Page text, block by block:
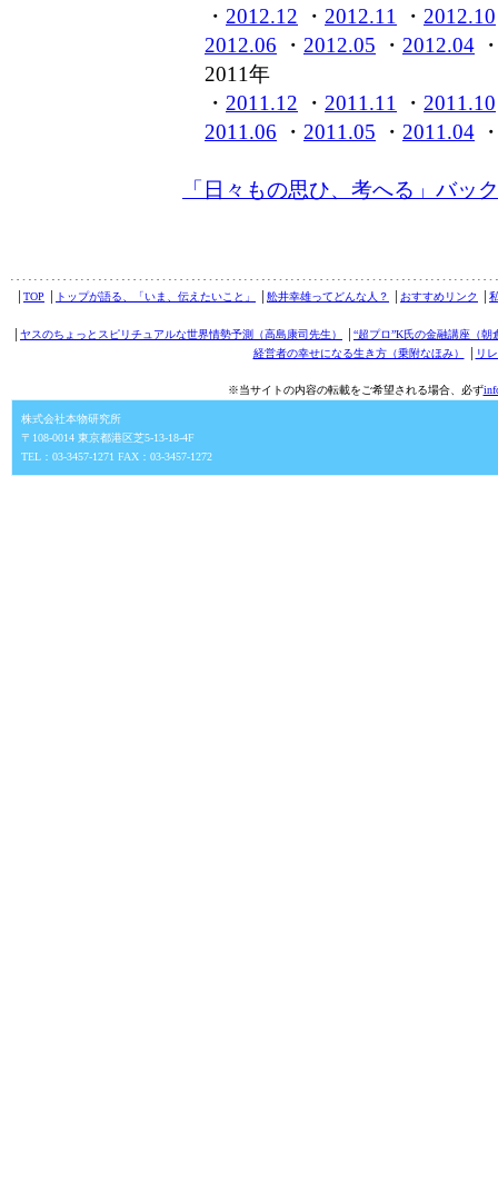
・ 2012.12 ・ 2012.11 ・ 2012.10
2012.06 ・ 2012.05 ・ 2012.04
2011年
・ 2011.12 ・ 2011.11 ・ 2011.10
2011.06 ・ 2011.05 ・ 2011.04
「日々もの思ひ、考へる」バッ
TOP トップが語る、「いま、伝えたいこと」 舩井幸雄ってどんな人？ おすすめリンク
ヤスのちょっとスピリチュアルな世界情勢予測（高島康司先生）
“超プロ”K氏の金融講座（朝
経営者の幸せになる生き方（乗附なほみ）
リ
※当サイトの内容の転載をご希望される場合、必ず
株式会社本物研究所
〒108-0014 東京都港区芝5-13-18-4F
TEL：03-3457-1271 FAX：03-3457-1272